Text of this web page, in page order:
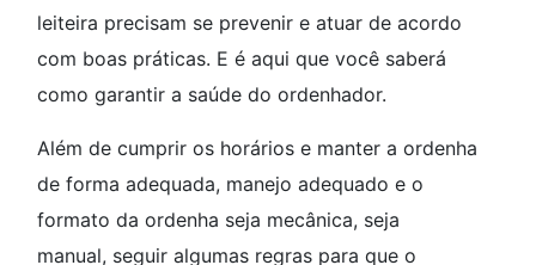
leiteira precisam se prevenir e atuar de acordo
com boas práticas. E é aqui que você saberá
como garantir a saúde do ordenhador.
Além de cumprir os horários e manter a ordenha
de forma adequada, manejo adequado e o
formato da ordenha seja mecânica, seja
manual, seguir algumas regras para que o